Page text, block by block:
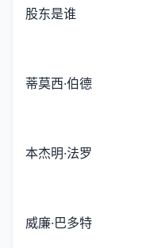
股东是谁
蒂莫西·伯德
本杰明·法罗
威廉·巴多特